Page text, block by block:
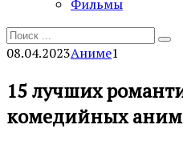
Фильмы
Search
for:
08.04.2023Аниме1
15 лучших
комедийных